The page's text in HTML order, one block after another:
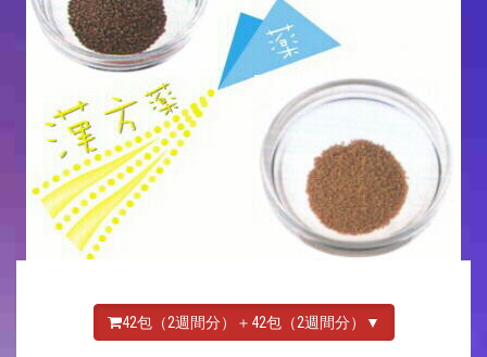
42包（2週間分）＋42包（2週間分）▼